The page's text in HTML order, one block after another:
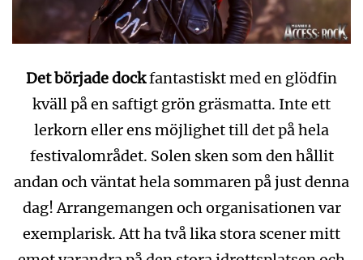
Det började dockfantastiskt med en glödfin
kväll på en saftigt grön gräsmatta. Inte ett
lerkorn eller ens möjlighet till det på hela
festivalområdet. Solen sken som den hållit
andan och väntat hela sommaren på just denna
dag! Arrangemangen och organisationen var
exemplarisk. Att ha två lika stora scener mitt